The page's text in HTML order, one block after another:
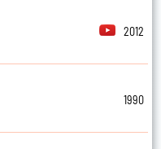
2012
1990